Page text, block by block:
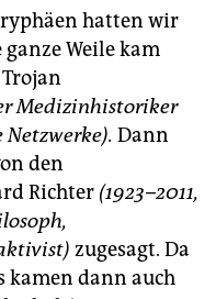
hatten wir
Weile kam
Medizinhistoriker
Dann
den
Richter (1923–2011,
zugesagt. Da
kamen dann auch